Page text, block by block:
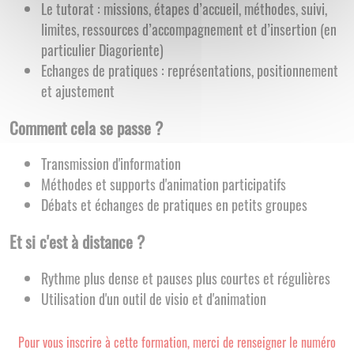
Le tutorat : missions, étapes d’accueil, méthodes, suivi,
limites, ressources d’accompagnement et d’insertion (en
particulier Diagoriente)
Echanges de pratiques : représentations, positionnement
et ajustement
Comment cela se passe?
Transmission d'information
Méthodes et supports d'animation participatifs
Débats et échanges de pratiques en petits groupes
Et si c'est à distance?
Rythme plus dense et pauses plus courtes et régulières
Utilisation d'un outil de visio et d'animation
Pour vous inscrire à cette formation, merci de renseigner le numéro